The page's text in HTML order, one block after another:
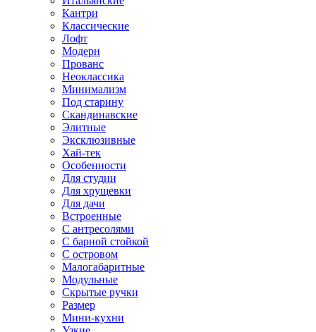
Кантри
Классические
Лофт
Модерн
Прованс
Неоклассика
Минимализм
Под старину
Скандинавские
Элитные
Эксклюзивные
Хай-тек
Особенности
Для студии
Для хрущевки
Для дачи
Встроенные
С антресолями
С барной стойкой
С островом
Малогабаритные
Модульные
Скрытые ручки
Размер
Мини-кухни